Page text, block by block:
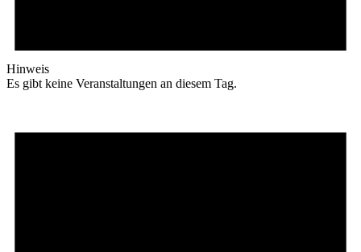
Hinweis
Es gibt keine Veranstaltungen an diesem Tag.